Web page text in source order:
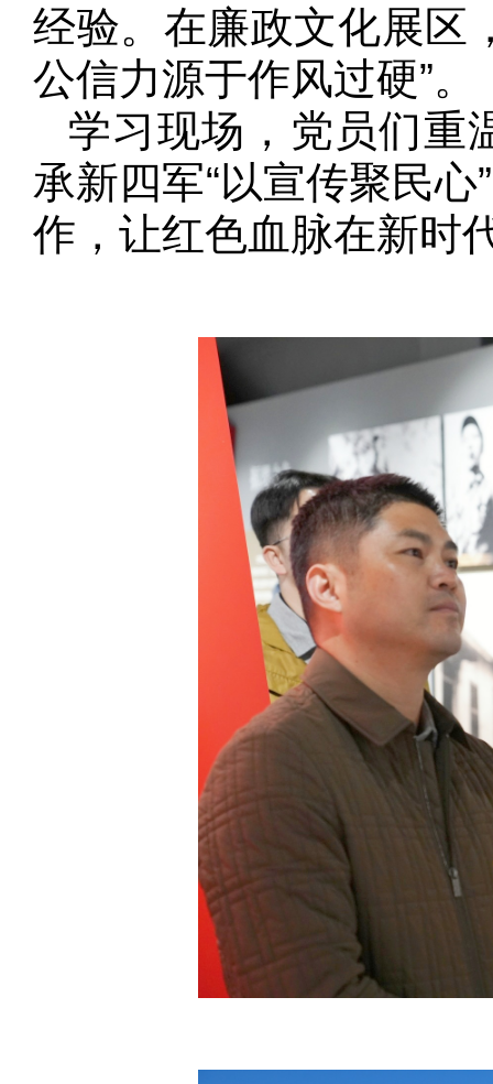
经验。在廉政文化展区
公信力源于作风过硬”。
学习现场，党员们重
承新四军“以宣传聚民
作，让红色血脉在新时